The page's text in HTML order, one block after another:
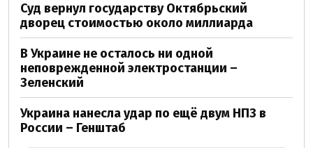
Суд вернул государству Октябрьский
дворец стоимостью около миллиарда
В Украине не осталось ни одной
неповрежденной электростанции –
Зеленский
Украина нанесла удар по ещё двум НПЗ в
России – Генштаб